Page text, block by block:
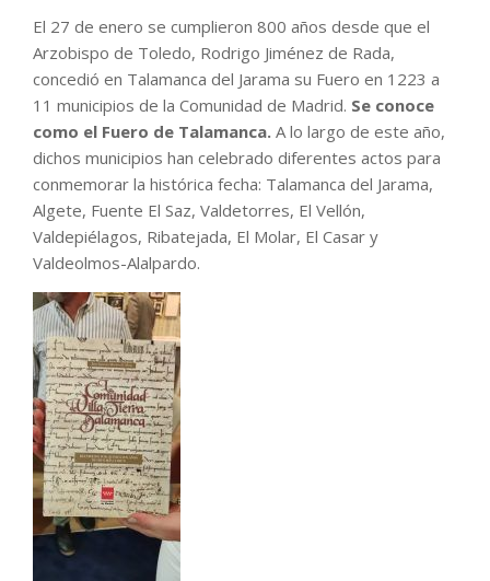
El 27 de enero se cumplieron 800 años desde que el
Arzobispo de Toledo, Rodrigo Jiménez de Rada,
concedió en Talamanca del Jarama su Fuero en 1223 a
11 municipios de la Comunidad de Madrid. Se conoce
como el Fuero de Talamanca. A lo largo de este año,
dichos municipios han celebrado diferentes actos para
conmemorar la histórica fecha: Talamanca del Jarama,
Algete, Fuente El Saz, Valdetorres, El Vellón,
Valdepiélagos, Ribatejada, El Molar, El Casar y
Valdeolmos-Alalpardo.